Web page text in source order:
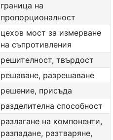
граница на
пропорционалност
цехов мост за измерване
на съпротивления
решителност, твърдост
решаване, разрешаване
решение, присъда
разделителна способност
разлагане на компоненти,
разпадане, разтваряне,